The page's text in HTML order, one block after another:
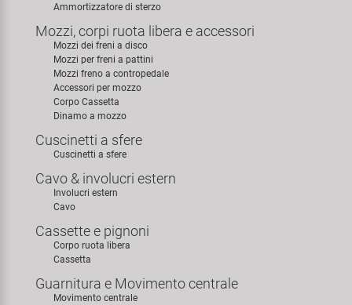
Ammortizzatore di sterzo
Mozzi, corpi ruota libera e accessori
Mozzi dei freni a disco
Mozzi per freni a pattini
Mozzi freno a contropedale
Accessori per mozzo
Corpo Cassetta
Dinamo a mozzo
Cuscinetti a sfere
Cuscinetti a sfere
Cavo & involucri estern
Involucri estern
Cavo
Cassette e pignoni
Corpo ruota libera
Cassetta
Guarnitura e Movimento centrale
Movimento centrale